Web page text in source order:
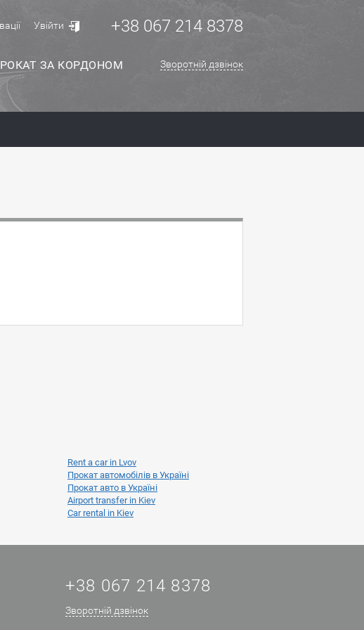
ЗА КОРДОНОМ
Увійти +38 067 214 8378
Зворотній дзвінок
Rent a car in Lvov
Прокат автомобілів в Україні
Прокат авто в Україні
Airport transfer in Kiev
Car rental in Kiev
+38 067 214 8378
Зворотній дзвінок